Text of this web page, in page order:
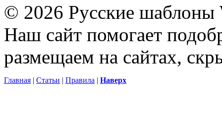
© 2026 Русские шаблоны
Наш сайт помогает
размещаем на сайтах,
Главная | Статьи | Правила | Наверх